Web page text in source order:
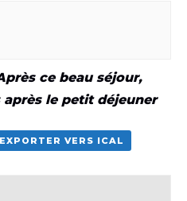
ce beau séjour,
le petit déjeuner
VERS ICAL